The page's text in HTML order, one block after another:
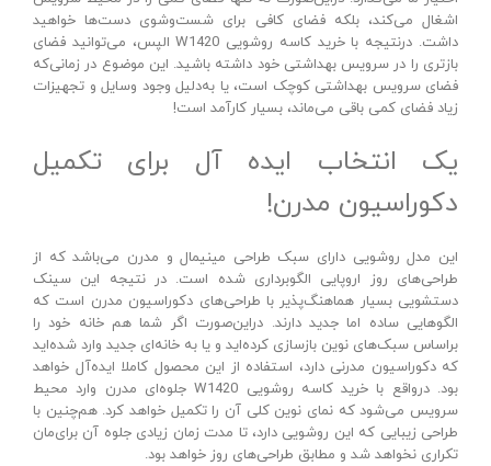
اشغال می‌کند، بلکه فضای کافی برای شست‌وشوی دست‌ها خواهید
داشت. درنتیجه با خرید کاسه روشویی W1420 الپس، می‌توانید فضای
بازتری را در سرویس بهداشتی خود داشته باشید. این موضوع در زمانی‌که
فضای سرویس بهداشتی کوچک است، یا به‌دلیل وجود وسایل و تجهیزات
زیاد فضای کمی باقی می‌ماند، بسیار کارآمد است!
یک انتخاب ایده‌ آل برای تکمیل
دکوراسیون مدرن!
این مدل روشویی دارای سبک طراحی مینیمال و مدرن می‌باشد که از
طراحی‌های روز اروپایی الگوبرداری شده است. در نتیجه این سینک
دستشویی بسیار هماهنگ‌پذیر با طراحی‌های دکوراسیون مدرن است که
الگوهایی ساده اما جدید دارند. دراین‌صورت اگر شما هم خانه خود را
براساس سبک‌های نوین بازسازی کرده‌اید و یا به خانه‌ای جدید وارد شده‌اید
که دکوراسیون مدرنی دارد، استفاده از این محصول کاملا ایده‌آل خواهد
بود. درواقع با خرید کاسه روشویی W1420 جلوه‌ای مدرن وارد محیط
سرویس می‌شود که نمای نوین کلی آن را تکمیل خواهد کرد. هم‌چنین با
طراحی زیبایی که این روشویی دارد، تا مدت زمان زیادی جلوه آن برای‌مان
تکراری نخواهد شد و مطابق طراحی‌های روز خواهد بود.